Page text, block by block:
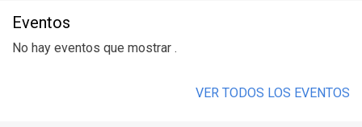
Eventos
No hay eventos que mostrar .
VER TODOS LOS EVENTOS